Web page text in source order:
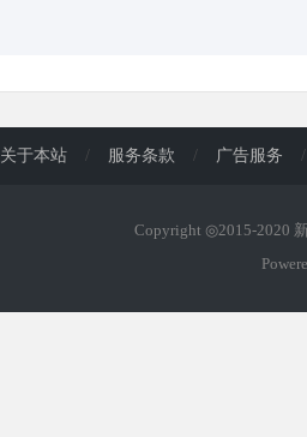
关于本站 / 服务条款 / 广告服务 /
Copyright ◎2015-2020